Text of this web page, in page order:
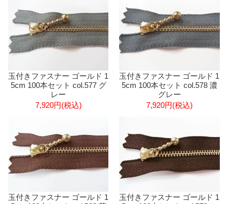
玉付きファスナー ゴールド 1
5cm 100本セット col.577 グ
レー
7,920円(税込)
玉付きファスナー ゴールド 1
5cm 100本セット col.578 濃
グレー
7,920円(税込)
玉付きファスナー ゴールド 1
玉付きファスナー ゴールド 1